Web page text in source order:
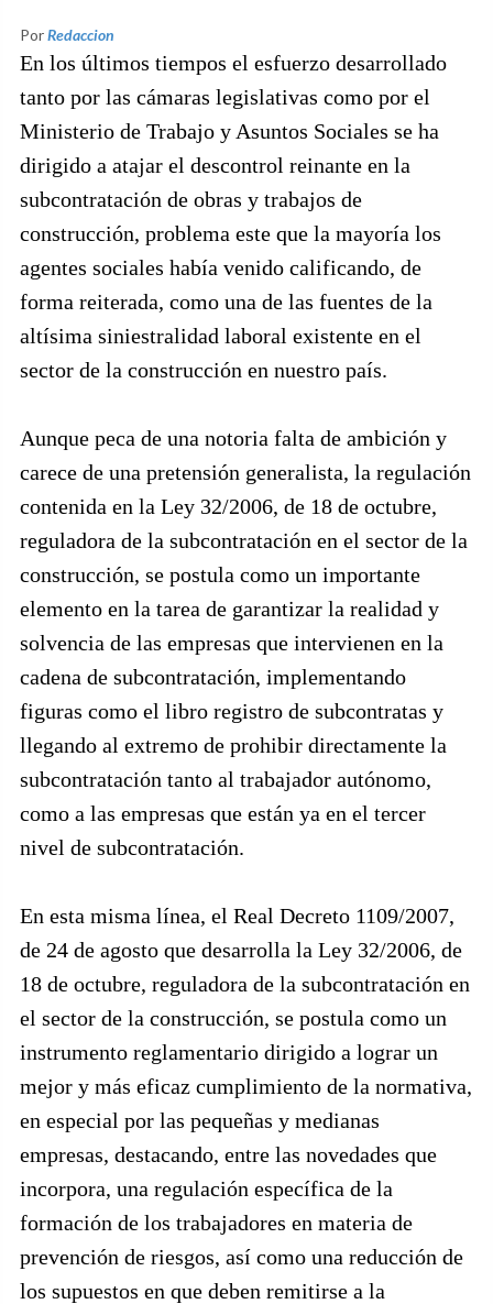
PorRedaccion
En los últimos tiempos el esfuerzo desarrollado
tanto por las cámaras legislativas como por el
Ministerio de Trabajo y Asuntos Sociales se ha
dirigido a atajar el descontrol reinante en la
subcontratación de obras y trabajos de
construcción, problema este que la mayoría los
agentes sociales había venido calificando, de
forma reiterada, como una de las fuentes de la
altísima siniestralidad laboral existente en el
sector de la construcción en nuestro país.
Aunque peca de una notoria falta de ambición y
carece de una pretensión generalista, la regulación
contenida en la Ley 32/2006, de 18 de octubre,
reguladora de la subcontratación en el sector de la
construcción, se postula como un importante
elemento en la tarea de garantizar la realidad y
solvencia de las empresas que intervienen en la
cadena de subcontratación, implementando
figuras como el libro registro de subcontratas y
llegando al extremo de prohibir directamente la
subcontratación tanto al trabajador autónomo,
como a las empresas que están ya en el tercer
nivel de subcontratación.
En esta misma línea, el Real Decreto 1109/2007,
de 24 de agosto que desarrolla la Ley 32/2006, de
18 de octubre, reguladora de la subcontratación en
el sector de la construcción, se postula como un
instrumento reglamentario dirigido a lograr un
mejor y más eficaz cumplimiento de la normativa,
en especial por las pequeñas y medianas
empresas, destacando, entre las novedades que
incorpora, una regulación específica de la
formación de los trabajadores en materia de
prevención de riesgos, así como una reducción de
los supuestos en que deben remitirse a la